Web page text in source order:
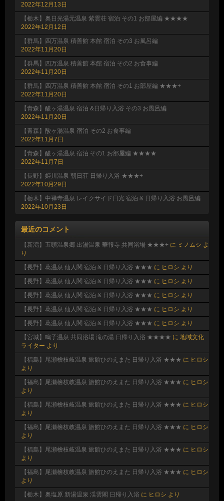
2022年12月13日
【栃木】奥日光湯元温泉 紫雲荘 宿泊 その1 お部屋編 ★★★★
2022年12月12日
【群馬】四万温泉 積善館 本館 宿泊 その3 お風呂編
2022年11月20日
【群馬】四万温泉 積善館 本館 宿泊 その2 お食事編
2022年11月20日
【群馬】四万温泉 積善館 本館 宿泊 その1 お部屋編 ★★★+
2022年11月20日
【青森】酸ヶ湯温泉 宿泊 &日帰り入浴 その3 お風呂編
2022年11月20日
【青森】酸ヶ湯温泉 宿泊 その2 お食事編
2022年11月7日
【青森】酸ヶ湯温泉 宿泊 その1 お部屋編 ★★★★
2022年11月7日
【長野】姫川温泉 朝日荘 日帰り入浴 ★★★+
2022年10月29日
【栃木】中禅寺温泉 レイクサイド日光 宿泊 & 日帰り入浴 お風呂編
2022年10月23日
最近のコメント
【新潟】五頭温泉郷 出湯温泉 華報寺 共同浴場 ★★★+ に ミノムシ よ
り
【長野】葛温泉 仙人閣 宿泊 & 日帰り入浴 ★★★ に ヒロシ より
【長野】葛温泉 仙人閣 宿泊 & 日帰り入浴 ★★★ に ヒロシ より
【長野】葛温泉 仙人閣 宿泊 & 日帰り入浴 ★★★ に ヒロシ より
【長野】葛温泉 仙人閣 宿泊 & 日帰り入浴 ★★★ に ヒロシ より
【長野】葛温泉 仙人閣 宿泊 & 日帰り入浴 ★★★ に ヒロシ より
【宮城】鳴子温泉 共同浴場 滝の湯 日帰り入浴 ★★★★ に 地域文化
ライター より
【福島】尾瀬檜枝岐温泉 旅館ひのえまた 日帰り入浴 ★★★ に ヒロシ
より
【福島】尾瀬檜枝岐温泉 旅館ひのえまた 日帰り入浴 ★★★ に ヒロシ
より
【福島】尾瀬檜枝岐温泉 旅館ひのえまた 日帰り入浴 ★★★ に ヒロシ
より
【福島】尾瀬檜枝岐温泉 旅館ひのえまた 日帰り入浴 ★★★ に ヒロシ
より
【福島】尾瀬檜枝岐温泉 旅館ひのえまた 日帰り入浴 ★★★ に ヒロシ
より
【福島】尾瀬檜枝岐温泉 旅館ひのえまた 日帰り入浴 ★★★ に ヒロシ
より
【栃木】奥塩原 新湯温泉 渓雲閣 日帰り入浴 に ヒロシ より